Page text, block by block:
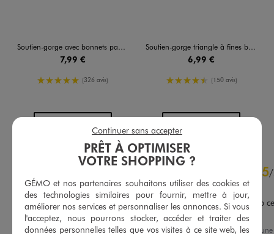
Soutien-gorge avec bonnets paddés fille
7,99 €
5/5 de moyenne
(326 avis)
Soutien-gorge triangle à fines bretelles fille
6,99 €
4.5/5 de moyenne
(150 avis)
AU PANIER
4.7
Basé sur 255 avis soumis à un
5/
Avis vérifié et récompensé
Mes filles aiment beaucoup
leur achète régulièrement
Avis du05/08/2026 , suite à
PRÊT À OPTIMISER
VOTRE SHOPPING ?
GÉMO et nos partenaires souhaitons utiliser des cookies et
des technologies similaires pour fournir, mettre à jour,
améliorer nos services et personnaliser les annonces. Si vous
l'acceptez, nous pourrons stocker, accéder et traiter des
données personnelles telles que vos visites à ce site web, les
Continuer sans accepter